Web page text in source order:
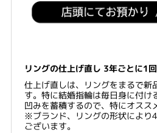
リングの仕上げ直し 3年ごとに1
仕上げ直しは、リングをまるで新
す。特に結婚指輪は毎日身に付け
凹みを蓄積するので、特にオスス
※ブランド、リングの形状により
ございます。